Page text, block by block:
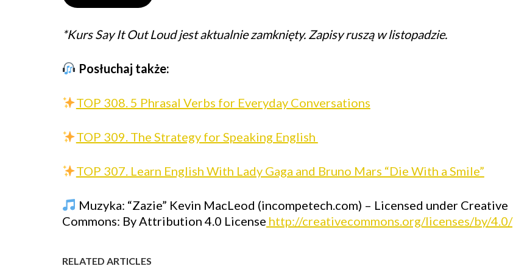
*Kurs Say It Out Loud jest aktualnie zamknięty. Zapisy ruszą w listopadzie.
Posłuchaj także:
TOP 308. 5 Phrasal Verbs for Everyday Conversations
TOP 309. The Strategy for Speaking English
TOP 307. Learn English With Lady Gaga and Bruno Mars “Die With a Smile”
Muzyka: “Zazie” Kevin MacLeod (incompetech.com) – Licensed under Creative
Commons: By Attribution 4.0 License http://creativecommons.org/licenses/by/4.0/
RELATED ARTICLES